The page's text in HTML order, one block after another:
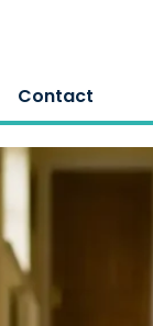
Contact